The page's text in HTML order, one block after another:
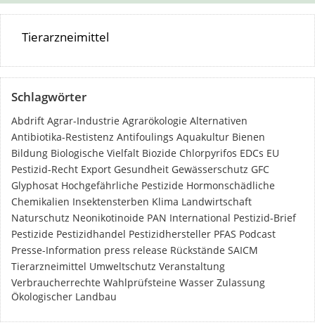
Tierarzneimittel
Schlagwörter
Abdrift Agrar-Industrie Agrarökologie Alternativen
Antibiotika-Restistenz Antifoulings Aquakultur Bienen
Bildung Biologische Vielfalt Biozide Chlorpyrifos EDCs EU
Pestizid-Recht Export Gesundheit Gewässerschutz GFC
Glyphosat Hochgefährliche Pestizide Hormonschädliche
Chemikalien Insektensterben Klima Landwirtschaft
Naturschutz Neonikotinoide PAN International Pestizid-Brief
Pestizide Pestizidhandel Pestizidhersteller PFAS Podcast
Presse-Information press release Rückstände SAICM
Tierarzneimittel Umweltschutz Veranstaltung
Verbraucherrechte Wahlprüfsteine Wasser Zulassung
Ökologischer Landbau